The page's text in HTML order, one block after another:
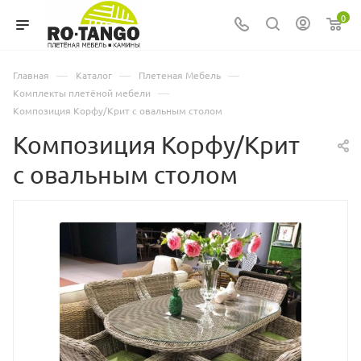
0
Главная — Каталог — Плетеная Мебель —
Комплекты плетёной мебели —
Композиция Корфу/Крит с овальным столом
Композиция Корфу/Крит
с овальным столом